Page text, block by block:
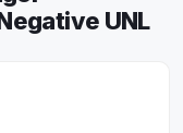
UNL